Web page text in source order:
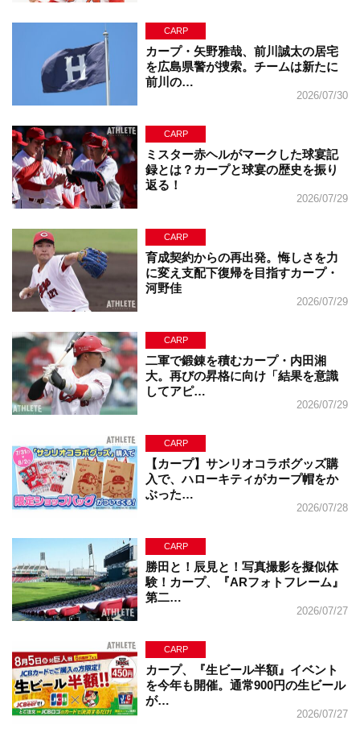
CARP
カープ・矢野雅哉、前川誠太の居宅
を広島県警が捜索。チームは新たに
前川の…
2026/07/30
CARP
ミスター赤ヘルがマークした球宴記
録とは？カープと球宴の歴史を振り
返る！
2026/07/29
CARP
育成契約からの再出発。悔しさを力
に変え支配下復帰を目指すカープ・
河野佳
2026/07/29
CARP
二軍で鍛錬を積むカープ・内田湘
大。再びの昇格に向け「結果を意識
してアピ…
2026/07/29
CARP
【カープ】サンリオコラボグッズ購
入で、ハローキティがカープ帽をか
ぶった…
2026/07/28
CARP
勝田と！辰見と！写真撮影を擬似体
験！カープ、『ARフォトフレーム』
第二…
2026/07/27
CARP
カープ、『生ビール半額』イベント
を今年も開催。通常900円の生ビール
が…
2026/07/27